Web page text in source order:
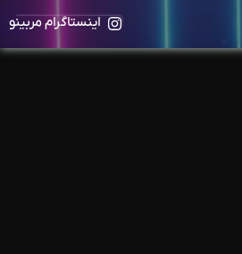
اینستاگرام مربینو